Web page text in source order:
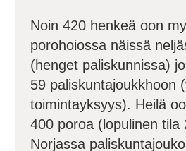
Noin 420 henkeä oon
porohoiossa näissä
(henget paliskunnissa)
59 paliskuntajoukkhoon
toimintayksyys). Heilä
400 poroa (lopulinen tila
Norjassa